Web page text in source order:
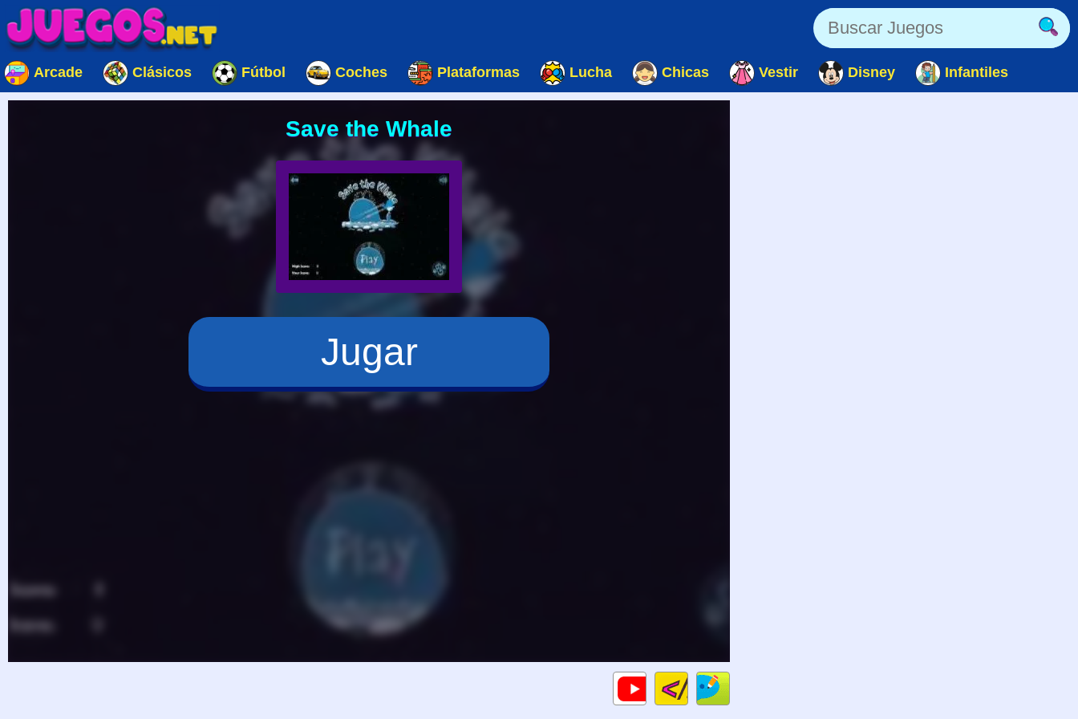
Arcade Clásicos Fútbol Coches Plataformas Lucha Chicas Vestir Disney Infantiles
Save the Whale
Jugar
Code
HTML
Gameplays